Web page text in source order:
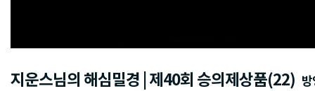
지운스님의 해심밀경 | 제40회 승의제상품(22)